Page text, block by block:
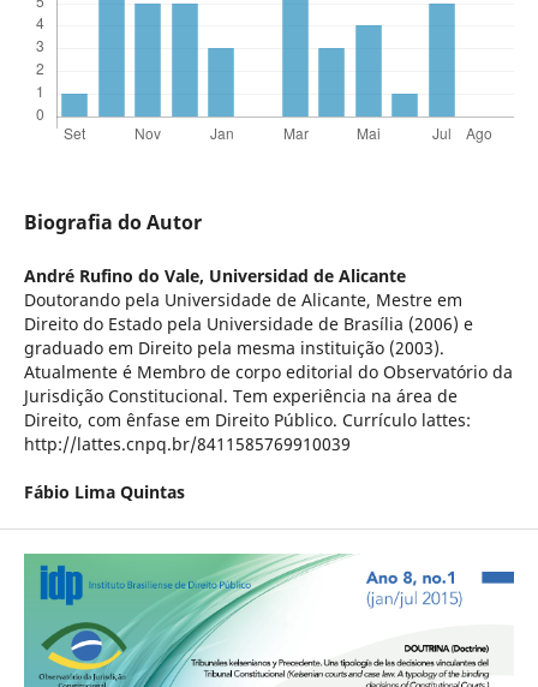
Biografia do Autor
André Rufino do Vale, Universidad de Alicante
Doutorando pela Universidade de Alicante, Mestre em
Direito do Estado pela Universidade de Brasília (2006) e
graduado em Direito pela mesma instituição (2003).
Atualmente é Membro de corpo editorial do Observatório da
Jurisdição Constitucional. Tem experiência na área de
Direito, com ênfase em Direito Público. Currículo lattes:
http://lattes.cnpq.br/8411585769910039
Fábio Lima Quintas